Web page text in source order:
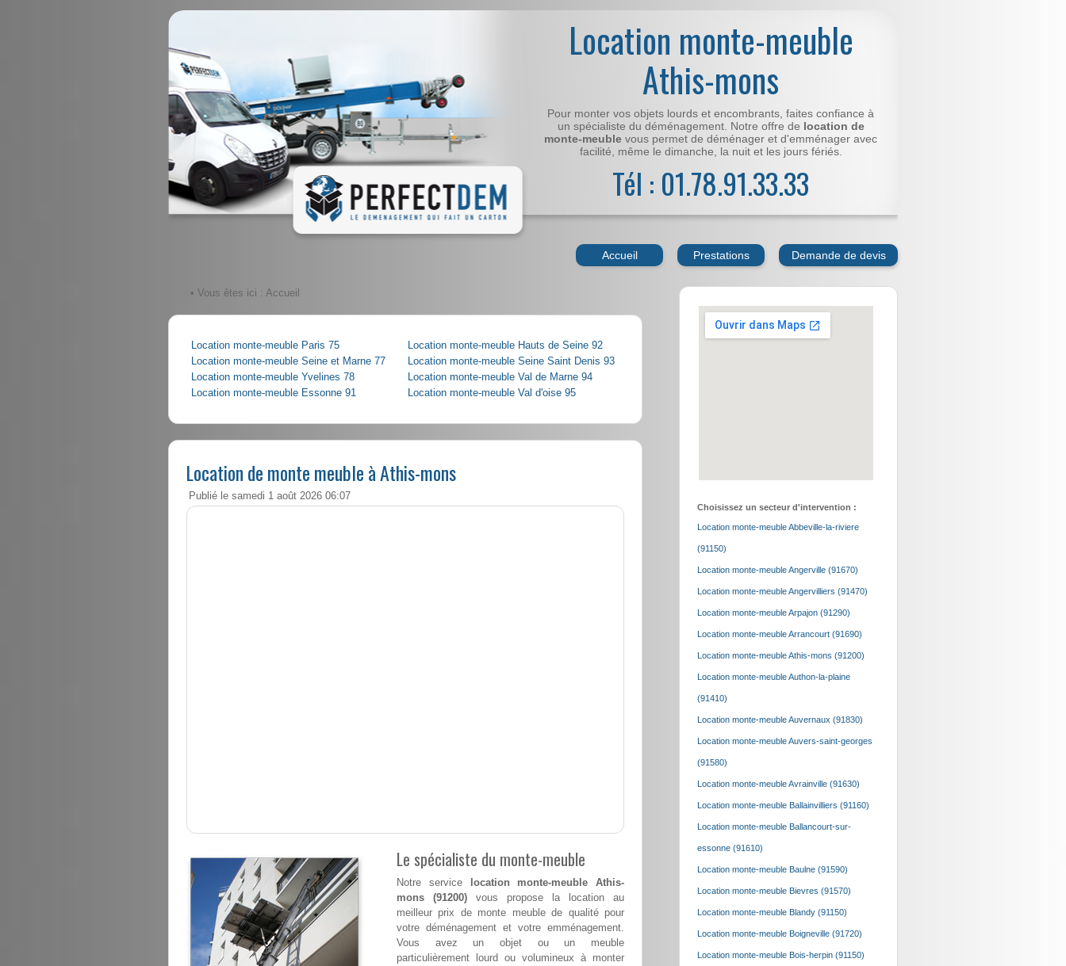
Location monte-meuble
Athis-mons
Pour monter vos objets lourds et encombrants, faites confiance à
un spécialiste du déménagement. Notre offre de location de
monte-meuble vous permet de déménager et d'emménager avec
facilité, même le dimanche, la nuit et les jours fériés.
Tél : 01.78.91.33.33
Accueil Prestations Demande de devis
• Vous êtes ici : Accueil
Location monte-meuble Paris 75
Location monte-meuble Seine et Marne 77
Location monte-meuble Yvelines 78
Location monte-meuble Essonne 91
Location monte-meuble Hauts de Seine 92
Location monte-meuble Seine Saint Denis 93
Location monte-meuble Val de Marne 94
Location monte-meuble Val d'oise 95
Location de monte meuble à Athis-mons
Publié le samedi 1 août 2026 06:07
Le spécialiste du monte-meuble
Notre service
location monte-meuble Athis-
mons (91200) vous propose la location au
meilleur prix de monte meuble de qualité pour
votre déménagement et votre emménagement.
Vous avez un objet ou un meuble
particulièrement lourd ou volumineux à monter
Choisissez un secteur d'intervention :
Location monte-meuble Abbeville-la-riviere
(91150)
Location monte-meuble Angerville (91670)
Location monte-meuble Angervilliers (91470)
Location monte-meuble Arpajon (91290)
Location monte-meuble Arrancourt (91690)
Location monte-meuble Athis-mons (91200)
Location monte-meuble Authon-la-plaine
(91410)
Location monte-meuble Auvernaux (91830)
Location monte-meuble Auvers-saint-georges
(91580)
Location monte-meuble Avrainville (91630)
Location monte-meuble Ballainvilliers (91160)
Location monte-meuble Ballancourt-sur-
essonne (91610)
Location monte-meuble Baulne (91590)
Location monte-meuble Bievres (91570)
Location monte-meuble Blandy (91150)
Location monte-meuble Boigneville (91720)
Location monte-meuble Bois-herpin (91150)